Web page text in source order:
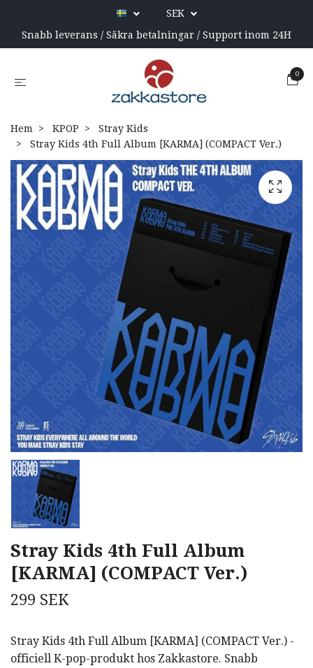
SEK
Snabb leverans / Säkra betalningar / Support inom 24H
0
Hem KPOP
Stray Kids
Stray Kids 4th Full Album [KARMA] (COMPACT Ver.)
Stray Kids 4th Full Album
[KARMA] (COMPACT Ver.)
299 SEK
Stray Kids 4th Full Album [KARMA] (COMPACT Ver.) -
officiell K-pop-produkt hos Zakkastore. Snabb